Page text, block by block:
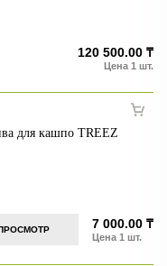
120 500.00 ₸
для кашпо TREEZ
7 000.00 ₸